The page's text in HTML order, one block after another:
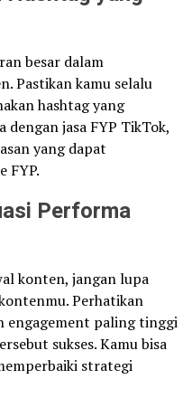
besar dalam
Pastikan kamu selalu
hashtag yang
dengan jasa FYP TikTok,
yang dapat
FYP.
Performa
konten, jangan lupa
Perhatikan
engagement paling tinggi
sukses. Kamu bisa
strategi